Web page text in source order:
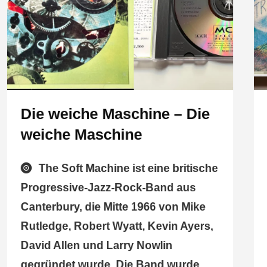
Die weiche Maschine – Die
weiche Maschine
The Soft Machine ist eine britische
Progressive-Jazz-Rock-Band aus
Canterbury, die Mitte 1966 von Mike
Rutledge, Robert Wyatt, Kevin Ayers,
David Allen und Larry Nowlin
gegründet wurde. Die Band wurde